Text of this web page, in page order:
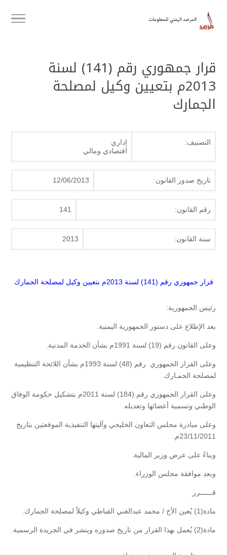
قرار جمهوري رقم (141) لسنة
2013م بتعيين وكيل لمصلحة
الجمارك
التصنيف:
إداري
اقتصادي ومالي
تاريخ صدور القانون: 12/06/2013
رقم القانون: 141
سنة القانون: 2013
قرار جمهوري رقم (141) لسنة 2013م بتعيين وكيل لمصلحة الجمارك
رئيس الجمهورية:
بعد الإطلاع على دستور الجمهورية اليمنية.
وعلى القانون رقم (19) لسنة 1991م بشأن الخدمة المدنية.
وعلى القرار الجمهوري رقم (48) لسنة 1993م بشأن اللائحة التنظيمية
لمصلحة الجمـارك.
وعلى القرار الجمهوري رقم (184) لسنة 2011م بتشكيل حكومة الوفاق
الوطني وتسمية أعضائها وتعديله.
وعلى مبادرة مجلس التعاون الخليجي وآليتها التنفيذية الموقعتين بتاريخ
23/11/2011م.
وبناءً على عرض وزير المالية.
وبعد موافقة مجلس الوزراء.
قــــــرر
مادة(1) يُعين الأخ / محمد عبدالغني القباطي وكيلاً لمصلحة الجمارك.
مادة(2) يُعمل بهذا القرار من تاريخ صدوره وينشر في الجريدة الرسمية.